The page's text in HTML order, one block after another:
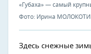
«Губаха» — самый
Фото: Ирина
Здесь снежные